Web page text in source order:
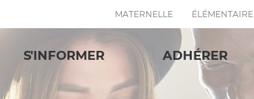
MATERNELLE ÉLÉMENTAIRE
S'INFORMER ADHÉRER